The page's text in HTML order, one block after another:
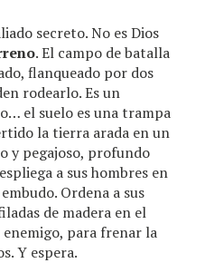
secreto. No es Dios
. El campo de batalla
flanqueado por dos
rodearlo. Es un
el suelo es una trampa
la tierra arada en un
y pegajoso, profundo
a sus hombres en
Ordena a sus
de madera en el
para frenar la
Y espera.